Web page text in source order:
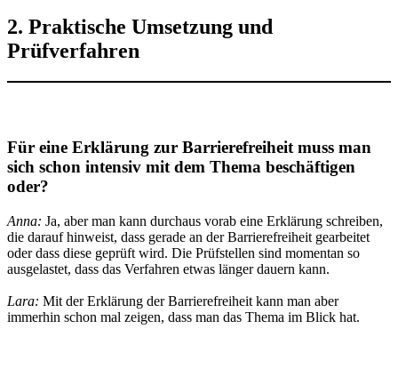
2. Praktische Umsetzung und
Prüfverfahren
Für eine Erklärung zur Barrierefreiheitmuss man
sich schon intensiv mit dem Thema beschäftigen
oder?
Anna: Ja, aber man kann durchaus vorab eine Erklärung schreiben,
die darauf hinweist, dass gerade an der Barrierefreiheit gearbeitet
oder dass diese geprüft wird. Die Prüfstellen sind momentan so
ausgelastet, dass das Verfahren etwas länger dauern kann.
Lara: Mit der Erklärung der Barrierefreiheit kann man aber
immerhin schon mal zeigen, dass man das Thema im Blick hat.